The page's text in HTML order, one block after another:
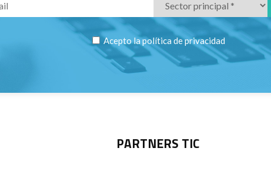
Acepto lapolítica de privacidad
PARTNERS TIC